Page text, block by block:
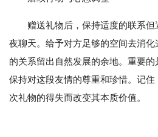
赠送礼物后，保持适度的联系
夜聊天。给予对方足够的空间去消
的关系留出自然发展的余地。重要
保持对这段友情的尊重和珍惜。记
次礼物的得失而改变其本质价值。